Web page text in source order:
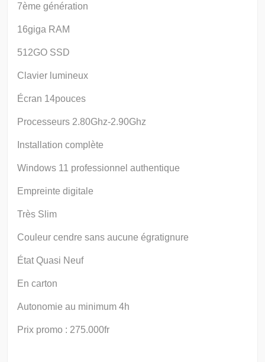
7ème génération
16giga RAM
512GO SSD
Clavier lumineux
Écran 14pouces
Processeurs 2.80Ghz-2.90Ghz
Installation complète
Windows 11 professionnel authentique
Empreinte digitale
Très Slim
Couleur cendre sans aucune égratignure
État Quasi Neuf
En carton
Autonomie au minimum 4h
Prix promo : 275.000fr